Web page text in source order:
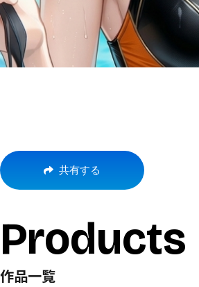
共有する
Products
作品一覧